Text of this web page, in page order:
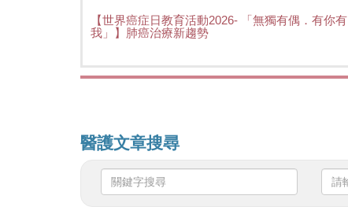
【世界癌症日教育活動2026- 「無獨有偶．有你有
我」】肺癌治療新趨勢
醫護文章搜尋
關
鍵
字
請
輸
入